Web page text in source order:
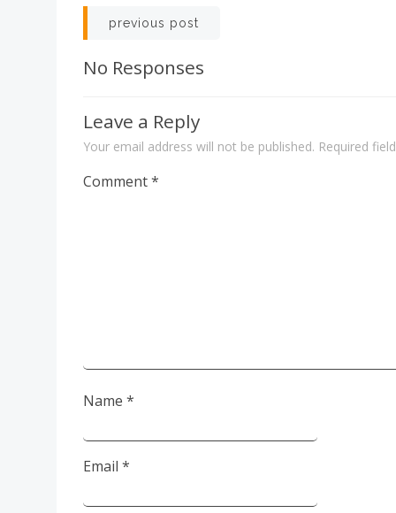
Post
navigation
previous post
No Responses
Leave a Reply
Your email address will not be published. Required
Comment*
Name *
Email *